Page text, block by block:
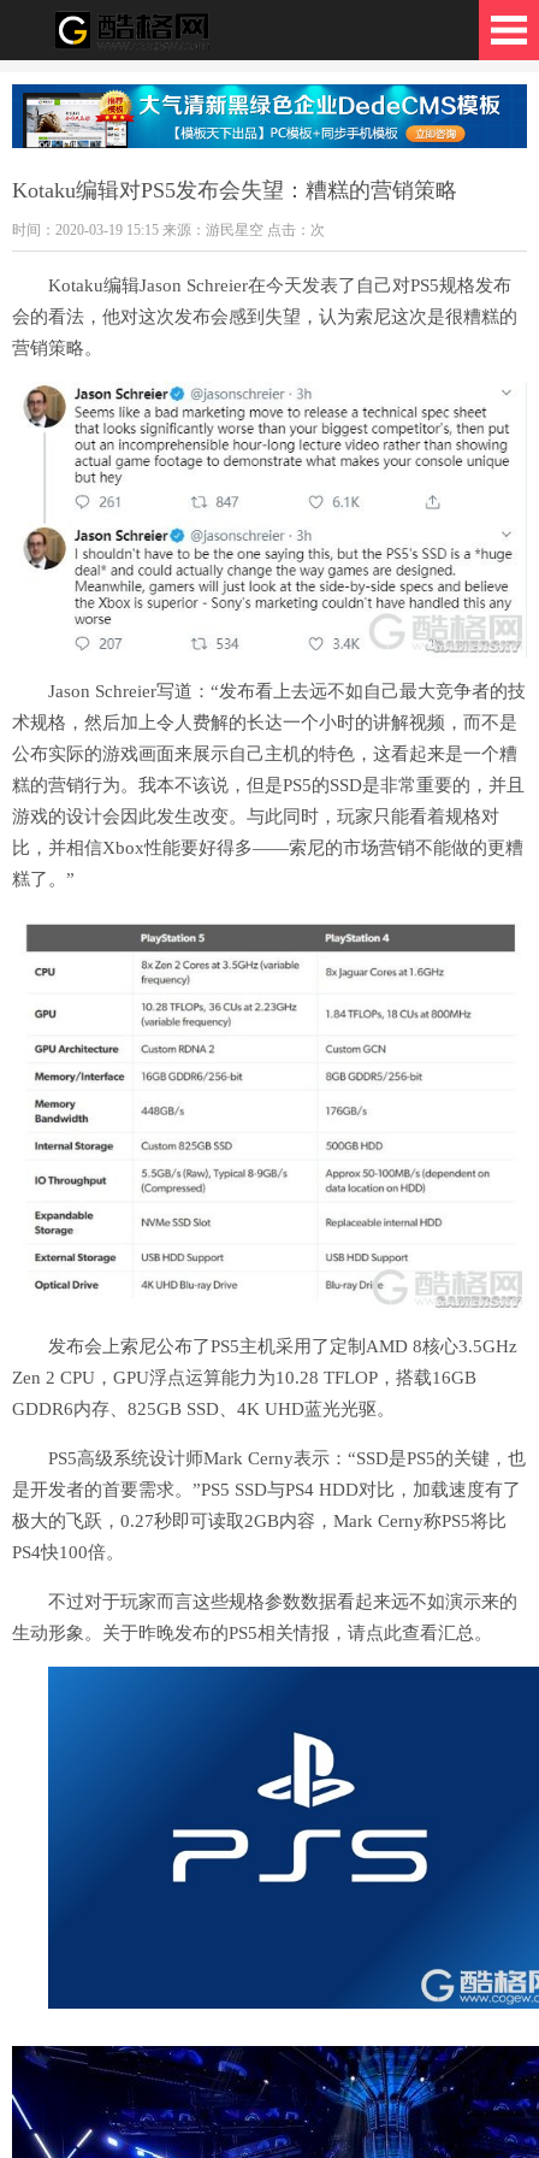
格网
Kotaku编辑对PS5发布会失望：糟糕的营销策略
时间：2020-03-19 15:15 来源：游民星空 点击： 次
Kotaku编辑Jason Schreier在今天发表了自己对PS5规格发布
会的看法，他对这次发布会感到失望，认为索尼这次是很糟糕的
营销策略。
Jason Schreier写道：“发布看上去远不如自己最大竞争者的技
术规格，然后加上令人费解的长达一个小时的讲解视频，而不是
公布实际的游戏画面来展示自己主机的特色，这看起来是一个糟
糕的营销行为。我本不该说，但是PS5的SSD是非常重要的，并且
游戏的设计会因此发生改变。与此同时，玩家只能看着规格对
比，并相信Xbox性能要好得多——索尼的市场营销不能做的更糟
糕了。”
发布会上索尼公布了PS5主机采用了定制AMD 8核心3.5GHz
Zen 2 CPU，GPU浮点运算能力为10.28 TFLOP，搭载16GB
GDDR6内存、825GB SSD、4K UHD蓝光光驱。
PS5高级系统设计师Mark Cerny表示：“SSD是PS5的关键，也
是开发者的首要需求。”PS5 SSD与PS4 HDD对比，加载速度有了
极大的飞跃，0.27秒即可读取2GB内容，Mark Cerny称PS5将比
PS4快100倍。
不过对于玩家而言这些规格参数数据看起来远不如演示来的
生动形象。关于昨晚发布的PS5相关情报，请点此查看汇总。